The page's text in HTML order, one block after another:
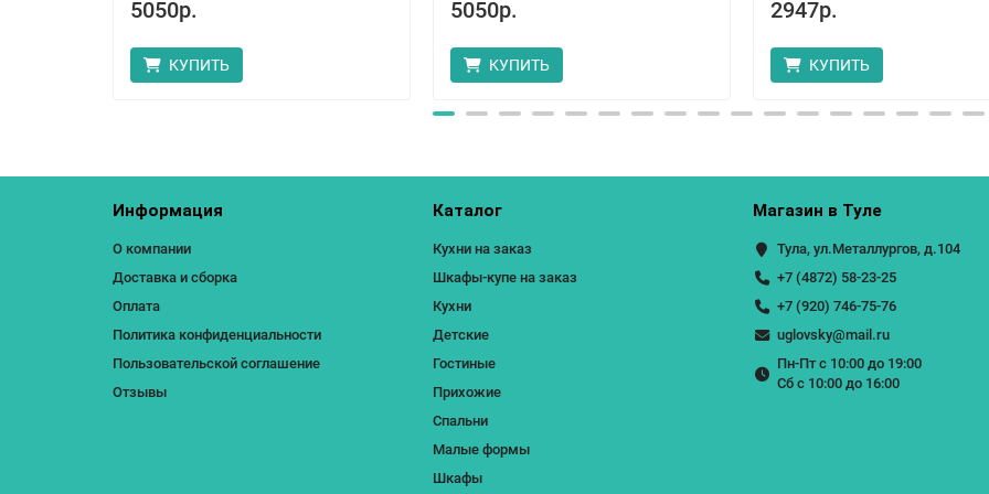
5050р.
КУПИТЬ
5050р.
КУПИТЬ
2947р.
КУПИТЬ
Информация
О компании
Доставка и сборка
Оплата
Политика конфиденциальности
Пользовательской соглашение
Отзывы
Каталог
Кухни на заказ
Шкафы-купе на заказ
Кухни
Детские
Гостиные
Прихожие
Спальни
Малые формы
Шкафы
Магазин в Туле
Тула, ул.Металлургов, д.104
+7 (4872) 58-23-25
+7 (920) 746-75-76
uglovsky@mail.ru
Пн-Пт с 10:00 до 19:00
Сб с 10:00 до 16:00